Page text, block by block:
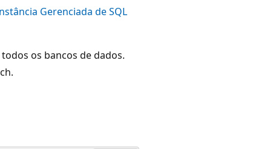
Gerenciada de SQL
os bancos de dados.